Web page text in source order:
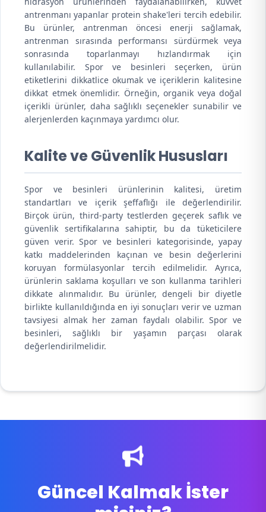
antrenmanı yapanlar protein shake'leri tercih edebilir.
Bu ürünler, antrenman öncesi enerji sağlamak,
antrenman sırasında performansı sürdürmek veya
sonrasında toparlanmayı hızlandırmak için
kullanılabilir. Spor ve besinleri seçerken, ürün
etiketlerini dikkatlice okumak ve içeriklerin kalitesine
dikkat etmek önemlidir. Örneğin, organik veya doğal
içerikli ürünler, daha sağlıklı seçenekler sunabilir ve
alerjenlerden kaçınmaya yardımcı olur.
Kalite ve Güvenlik Hususları
Spor ve besinleri ürünlerinin kalitesi, üretim
standartları ve içerik şeffaflığı ile değerlendirilir.
Birçok ürün, third-party testlerden geçerek saflık ve
güvenlik sertifikalarına sahiptir, bu da tüketicilere
güven verir. Spor ve besinleri kategorisinde, yapay
katkı maddelerinden kaçınan ve besin değerlerini
koruyan formülasyonlar tercih edilmelidir. Ayrıca,
ürünlerin saklama koşulları ve son kullanma tarihleri
dikkate alınmalıdır. Bu ürünler, dengeli bir diyetle
birlikte kullanıldığında en iyi sonuçları verir ve uzman
tavsiyesi almak her zaman faydalı olabilir. Spor ve
besinleri, sağlıklı bir yaşamın parçası olarak
değerlendirilmelidir.
Güncel Kalmak İster